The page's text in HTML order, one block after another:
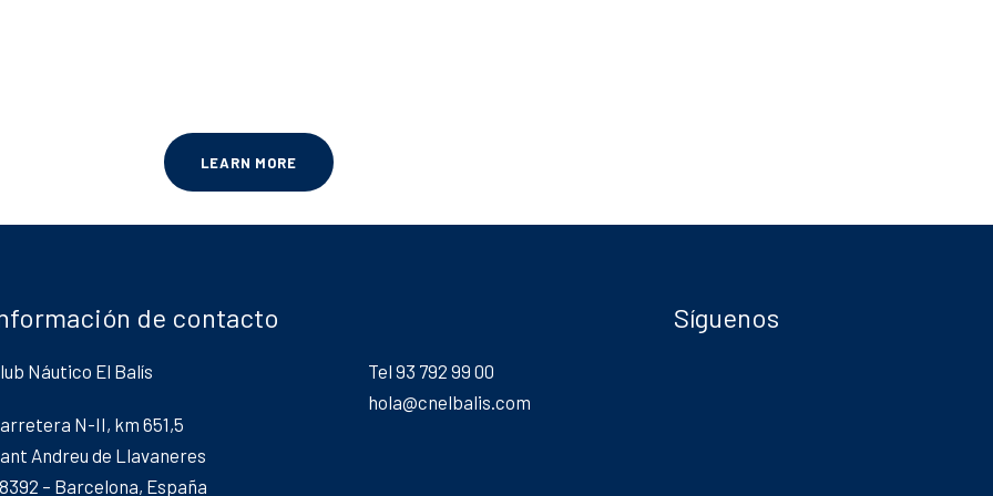
LEARN MORE
de contacto
Náutico El Balís
N-II, km 651,5
Andreu de Llavaneres
– Barcelona, España
Tel 93 792 99 00
hola@cnelbalis.com
Síguenos